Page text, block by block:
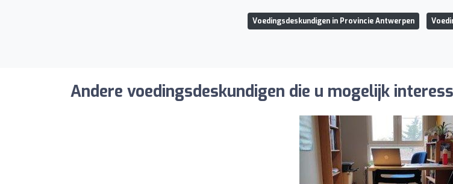
Voedingsdeskundigen in Provincie Antwerpen
Andere voedingsdeskundigen die u mogelijk